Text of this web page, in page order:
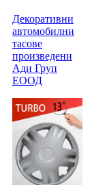
Декоративни
автомобилни
тасове
произведени
Ади Груп
ЕООД